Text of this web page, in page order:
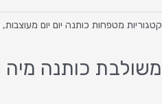
כותנה
מיה
קטגוריות מטפחות כותנה יום יום מעוצבות,
משולבת כותנה מיה 1